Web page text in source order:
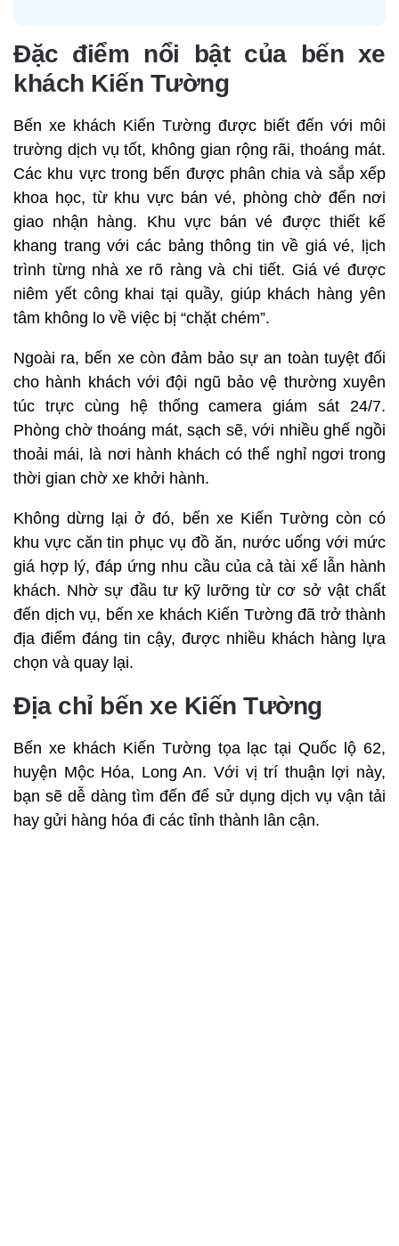
Đặc điểm nổi bật của bến xe
khách Kiến Tường
Bến xe khách Kiến Tường được biết đến với môi
trường dịch vụ tốt, không gian rộng rãi, thoáng mát.
Các khu vực trong bến được phân chia và sắp xếp
khoa học, từ khu vực bán vé, phòng chờ đến nơi
giao nhận hàng. Khu vực bán vé được thiết kế
khang trang với các bảng thông tin về giá vé, lịch
trình từng nhà xe rõ ràng và chi tiết. Giá vé được
niêm yết công khai tại quầy, giúp khách hàng yên
tâm không lo về việc bị “chặt chém”.
Ngoài ra, bến xe còn đảm bảo sự an toàn tuyệt đối
cho hành khách với đội ngũ bảo vệ thường xuyên
túc trực cùng hệ thống camera giám sát 24/7.
Phòng chờ thoáng mát, sạch sẽ, với nhiều ghế ngồi
thoải mái, là nơi hành khách có thể nghỉ ngơi trong
thời gian chờ xe khởi hành.
Không dừng lại ở đó, bến xe Kiến Tường còn có
khu vực căn tin phục vụ đồ ăn, nước uống với mức
giá hợp lý, đáp ứng nhu cầu của cả tài xế lẫn hành
khách. Nhờ sự đầu tư kỹ lưỡng từ cơ sở vật chất
đến dịch vụ, bến xe khách Kiến Tường đã trở thành
địa điểm đáng tin cậy, được nhiều khách hàng lựa
chọn và quay lại.
Địa chỉ bến xe Kiến Tường
Bến xe khách Kiến Tường tọa lạc tại Quốc lộ 62,
huyện Mộc Hóa, Long An. Với vị trí thuận lợi này,
bạn sẽ dễ dàng tìm đến để sử dụng dịch vụ vận tải
hay gửi hàng hóa đi các tỉnh thành lân cận.